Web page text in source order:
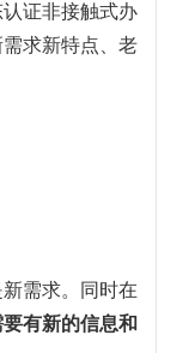
证非接触式办
求新特点、老
需求。同时在
有新的信息和